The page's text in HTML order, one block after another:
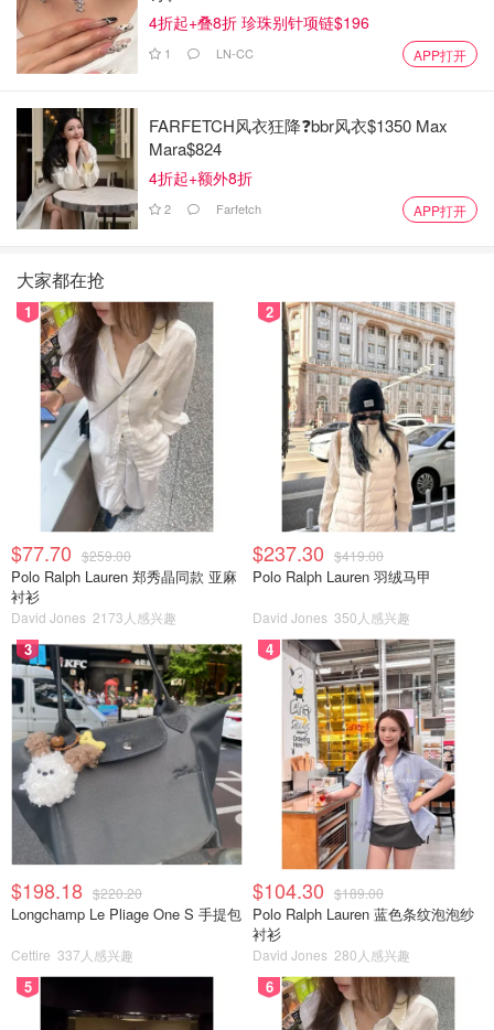
4折起+叠8折 珍珠别针项链$196
1 LN-CC APP打开
FARFETCH风衣狂降❓bbr风衣$1350 Max
Mara$824
4折起+额外8折
2 Farfetch APP打开
大家都在抢
1
$77.70 $259.00
Polo Ralph Lauren 郑秀晶同款 亚麻
衬衫
David Jones 2173人感兴趣
2
$237.30 $419.00
Polo Ralph Lauren 羽绒马甲
David Jones 350人感兴趣
3
$198.18 $220.20
Longchamp Le Pliage One S 手提包
Cettire 337人感兴趣
4
$104.30 $189.00
Polo Ralph Lauren 蓝色条纹泡泡纱
衬衫
David Jones 280人感兴趣
5 6